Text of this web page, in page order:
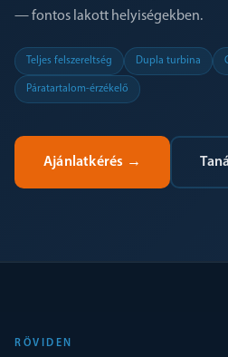
— fontos lakott helyiségekben.
Teljes felszereltség Dupla turbina
Páratartalom-érzékelő
Ajánlatkérés →
RÖVIDEN